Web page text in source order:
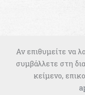
Αν επιθυμείτε να
συμβάλλετε στη
κείμενο,